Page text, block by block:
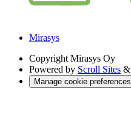
Mirasys
Copyright Mirasys Oy
Powered by Scroll Sites &
Manage cookie preferences